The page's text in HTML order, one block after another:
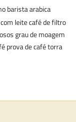
baristaarabica
leitecafé de filtro
grau de moagem
prova de cafétorra